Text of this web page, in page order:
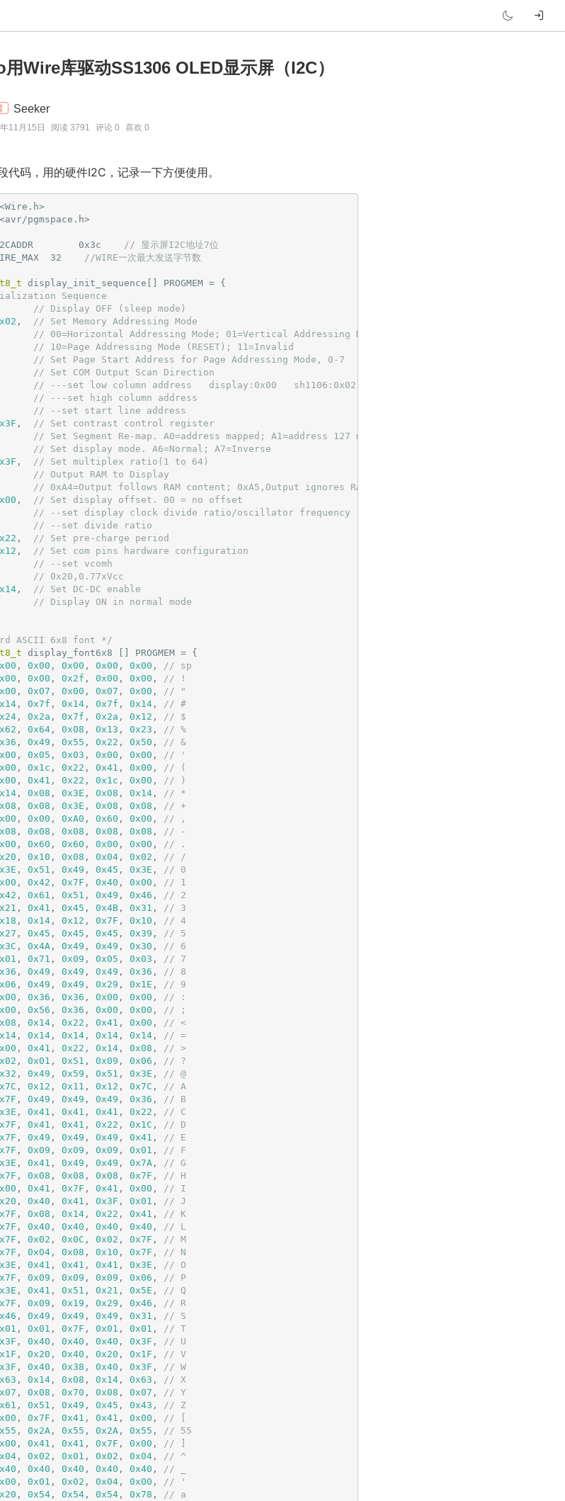
Wire库驱动SS1306 OLED显示屏（I2C）
Seeker
11月15日 阅读 3791 评论 0 喜欢 0
代码，用的硬件I2C，记录一下方便使用。
<Wire.h>
<avr/pgmspace.h>
0x3c
// 显示屏I2C地址7位
32 //WIRE一次最大发送字节数
display_init_sequence[] PROGMEM = {
Sequence
// Display OFF (sleep mode)
,
// Set Memory Addressing Mode
// 00=Horizontal Addressing Mode; 01=Vertical Addressing Mode;
// 10=Page Addressing Mode (RESET); 11=Invalid
// Set Page Start Address for Page Addressing Mode, 0-7
// Set COM Output Scan Direction
// ---set low column address   display:0x00   sh1106:0x02
// ---set high column address
// --set start line address
,
// Set contrast control register
// Set Segment Re-map. A0=address mapped; A1=address 127 mapped.
// Set display mode. A6=Normal; A7=Inverse
,
// Set multiplex ratio(1 to 64)
// Output RAM to Display
// 0xA4=Output follows RAM content; 0xA5,Output ignores RAM content
,
// Set display offset. 00 = no offset
// --set display clock divide ratio/oscillator frequency
// --set divide ratio
,
// Set pre-charge period
,
// Set com pins hardware configuration
// --set vcomh
// 0x20,0.77xVcc
,
// Set DC-DC enable
// Display ON in normal mode
ASCII 6x8 font */
display_font6x8 [] PROGMEM = {
, 0x00 , 0x00 , 0x00 , 0x00 ,
// sp
, 0x00 , 0x2f , 0x00 , 0x00 ,
// !
, 0x07 , 0x00 , 0x07 , 0x00 ,
// "
, 0x7f , 0x14, 0x7f , 0x14,
// #
, 0x2a , 0x7f , 0x2a , 0x12 ,
// $
, 0x64, 0x08 , 0x13 , 0x23 ,
// %
, 0x49 , 0x55 , 0x22 , 0x50 ,
// &
, 0x05 , 0x03 , 0x00 , 0x00 ,
// '
, 0x1c , 0x22 , 0x41 , 0x00 ,
// (
, 0x41 , 0x22 , 0x1c , 0x00 ,
// )
, 0x08 , 0x3E , 0x08 , 0x14,
// *
, 0x08 , 0x3E , 0x08 , 0x08 ,
// +
, 0x00 , 0xA0 , 0x60 , 0x00 ,
// ,
, 0x08 , 0x08 , 0x08 , 0x08 ,
// -
, 0x60 , 0x60 , 0x00 , 0x00 ,
// .
, 0x10 , 0x08 , 0x04, 0x02 ,
// /
, 0x51 , 0x49 , 0x45 , 0x3E ,
// 0
, 0x42 , 0x7F , 0x40 , 0x00 ,
// 1
, 0x61 , 0x51 , 0x49 , 0x46 ,
// 2
, 0x41 , 0x45 , 0x4B, 0x31 ,
// 3
, 0x14, 0x12 , 0x7F , 0x10 ,
// 4
, 0x45 , 0x45 , 0x45 , 0x39 ,
// 5
, 0x4A, 0x49 , 0x49 , 0x30 ,
// 6
, 0x71 , 0x09 , 0x05 , 0x03 ,
// 7
, 0x49 , 0x49 , 0x49 , 0x36 ,
// 8
, 0x49 , 0x49 , 0x29 , 0x1E ,
// 9
, 0x36 , 0x36 , 0x00 , 0x00 ,
// :
, 0x56 , 0x36 , 0x00 , 0x00 ,
// ;
, 0x14, 0x22 , 0x41 , 0x00 ,
// <
, 0x14, 0x14, 0x14, 0x14,
// =
, 0x41 , 0x22 , 0x14, 0x08 ,
// >
, 0x01 , 0x51 , 0x09 , 0x06 ,
// ?
, 0x49 , 0x59 , 0x51 , 0x3E ,
// @
, 0x12 , 0x11 , 0x12 , 0x7C ,
// A
, 0x49 , 0x49 , 0x49 , 0x36 ,
// B
, 0x41 , 0x41 , 0x41 , 0x22 ,
// C
, 0x41 , 0x41 , 0x22 , 0x1C ,
// D
, 0x49 , 0x49 , 0x49 , 0x41 ,
// E
, 0x09 , 0x09 , 0x09 , 0x01 ,
// F
, 0x41 , 0x49 , 0x49 , 0x7A,
// G
, 0x08 , 0x08 , 0x08 , 0x7F ,
// H
, 0x41 , 0x7F , 0x41 , 0x00 ,
// I
, 0x40 , 0x41 , 0x3F , 0x01 ,
// J
, 0x08 , 0x14, 0x22 , 0x41 ,
// K
, 0x40 , 0x40 , 0x40 , 0x40 ,
// L
, 0x02 , 0x0C , 0x02 , 0x7F ,
// M
, 0x04, 0x08 , 0x10 , 0x7F ,
// N
, 0x41 , 0x41 , 0x41 , 0x3E ,
// O
, 0x09 , 0x09 , 0x09 , 0x06 ,
// P
, 0x41 , 0x51 , 0x21 , 0x5E ,
// Q
, 0x09 , 0x19 , 0x29 , 0x46 ,
// R
, 0x49 , 0x49 , 0x49 , 0x31 ,
// S
, 0x01 , 0x7F , 0x01 , 0x01 ,
// T
, 0x40 , 0x40 , 0x40 , 0x3F ,
// U
, 0x20 , 0x40 , 0x20 , 0x1F ,
// V
, 0x40 , 0x38 , 0x40 , 0x3F ,
// W
, 0x14, 0x08 , 0x14, 0x63 ,
// X
, 0x08 , 0x70 , 0x08 , 0x07 ,
// Y
, 0x51 , 0x49 , 0x45 , 0x43 ,
// Z
, 0x7F , 0x41 , 0x41 , 0x00 ,
// [
, 0x2A, 0x55 , 0x2A, 0x55 ,
// 55
, 0x41 , 0x41 , 0x7F , 0x00 ,
// ]
, 0x02 , 0x01 , 0x02 , 0x04,
// ^
, 0x40 , 0x40 , 0x40 , 0x40 ,
// _
, 0x01 , 0x02 , 0x04, 0x00 ,
// '
, 0x54, 0x54, 0x54, 0x78 ,
// a